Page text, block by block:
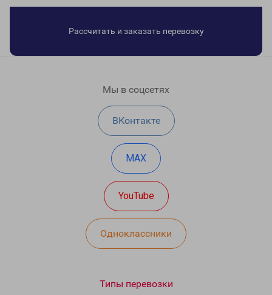
Рассчитать и заказать перевозку
Мы в соцсетях
ВКонтакте
MAX
YouTube
Одноклассники
Типы перевозки